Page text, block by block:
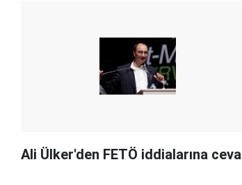
Ali Ülker'den FETÖ iddialarına